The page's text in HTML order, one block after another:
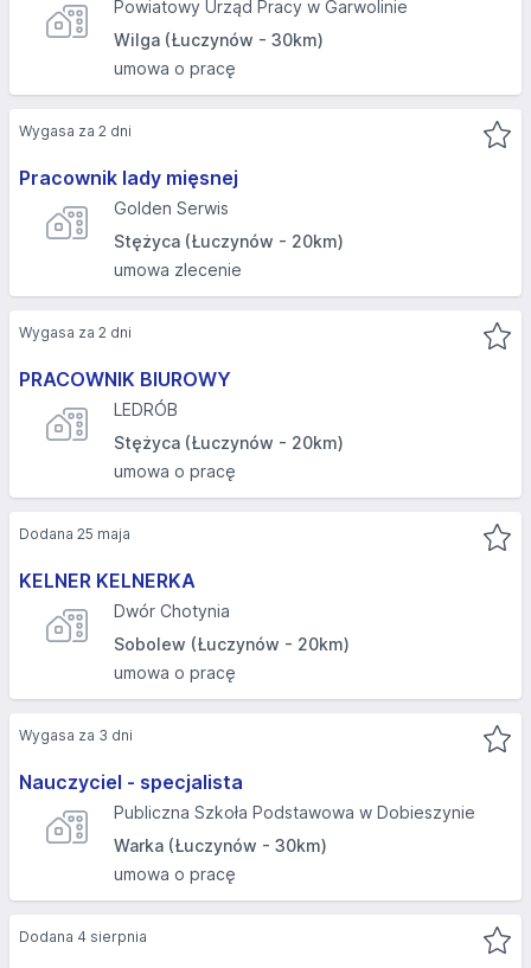
Powiatowy Urząd Pracy w Garwolinie
Wilga (Łuczynów - 30km)
umowa o pracę
Pracownik lady mięsnej
Golden Serwis
Stężyca (Łuczynów - 20km)
umowa zlecenie
Wygasa za 2 dni
PRACOWNIK BIUROWY
LEDRÓB
Stężyca (Łuczynów - 20km)
umowa o pracę
Wygasa za 2 dni
KELNER KELNERKA
Dwór Chotynia
Sobolew (Łuczynów - 20km)
umowa o pracę
Dodana 25 maja
Nauczyciel - specjalista
Publiczna Szkoła Podstawowa w Dobieszynie
Warka (Łuczynów - 30km)
umowa o pracę
Wygasa za 3 dni
Dodana 4 sierpnia